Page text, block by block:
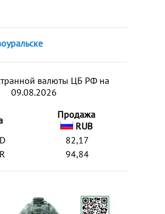
валюты ЦБ РФ на
09.08.2026
Продажа
RUB
82,17
94,84